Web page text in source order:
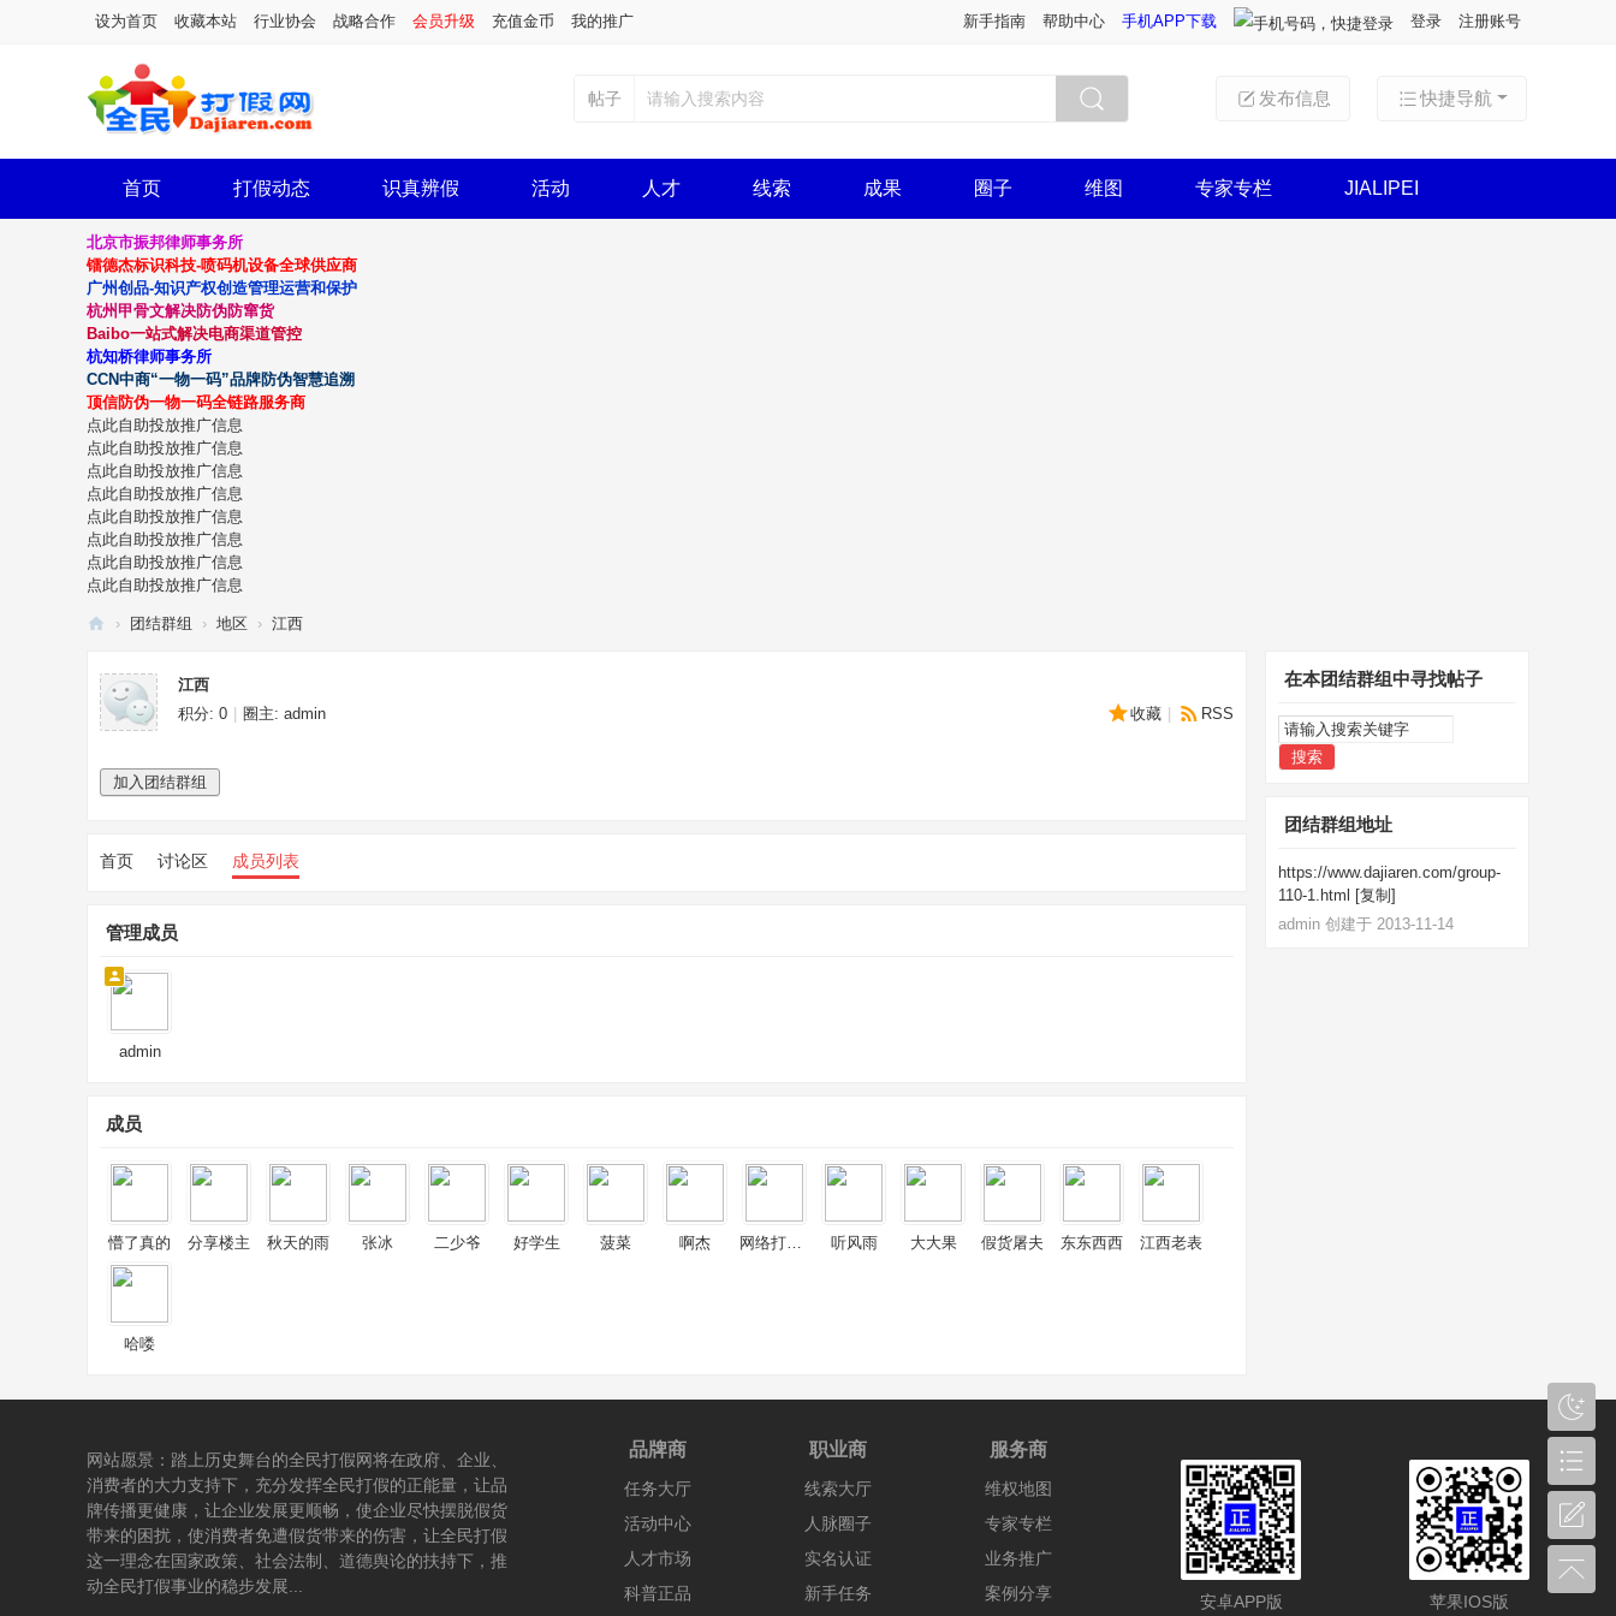
设为首页 收藏本站 行业协会 战略合作 会员升级 充值金币 我的推广 新手指南 帮助中心 手机APP下载 登录 注册账号
快捷导航
发布信息
帖子
首页 打假动态 识真辨假 活动 人才 线索 成果 圈子 维图 专家专栏 JIALIPEI
北京市振邦律师事务所
镭德杰标识科技-喷码机设备全球供应商
广州创品-知识产权创造管理运营和保护
杭州甲骨文解决防伪防窜货
Baibo一站式解决电商渠道管控
杭知桥律师事务所
CCN中商“一物一码”品牌防伪智慧追溯
顶信防伪一物一码全链路服务商
点此自助投放推广信息
点此自助投放推广信息
点此自助投放推广信息
点此自助投放推广信息
点此自助投放推广信息
点此自助投放推广信息
点此自助投放推广信息
点此自助投放推广信息
民
打
网
› 团结群组 › 地区 › 江西
江西
收藏
RSS
积分: 0 圈主: admin
加入团结群组
首页 讨论区 成员列表
管理成员
admin
成员
懵了真的 分享楼主 秋天的雨 张冰 二少爷 好学生 菠菜 啊杰 网络打假新人 听风雨 大大果 假货屠夫 东东西西 江西老表
哈喽
在本团结群组中寻找帖子
搜索
团结群组地址
https://www.dajiaren.com/group-
110-1.html
[复制 ]
admin 创建于 2013-11-14
网站愿景：踏上历史舞台的全民打假网将在政府、企业、
消费者的大力支持下，充分发挥全民打假的正能量，让品
牌传播更健康，让企业发展更顺畅，使企业尽快摆脱假货
带来的困扰，使消费者免遭假货带来的伤害，让全民打假
这一理念在国家政策、社会法制、道德舆论的扶持下，推
动全民打假事业的稳步发展...
品牌商
任务大厅
活动中心
人才市场
科普正品
职业商
线索大厅
人脉圈子
实名认证
新手任务
服务商
维权地图
专家专栏
业务推广
案例分享
苹果IOS版
安卓APP版